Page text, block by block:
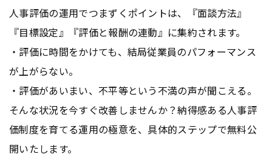
人事評価の運用でつまずくポイントは、『面談方法』
『目標設定』『評価と報酬の連動』に集約されます。
・評価に時間をかけても、結局従業員のパフォーマンス
が上がらない。
・評価があいまい、不平等という不満の声が聞こえる。
そんな状況を今すぐ改善しませんか？納得感ある人事評
価制度を育てる運用の極意を、具体的ステップで無料公
開いたします。